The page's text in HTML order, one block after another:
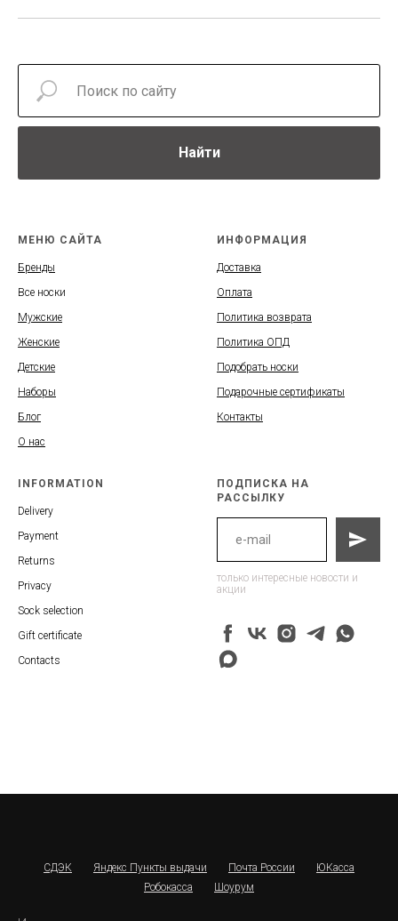
Найти
МЕНЮ САЙТА
Бренды
Все носки
Мужские
Женские
Детские
Наборы
Блог
О нас
ИНФОРМАЦИЯ
Доставка
Оплата
Политика возврата
Политика ОПД
Подобрать носки
Подарочные сертификаты
Контакты
INFORMATION
Delivery
Payment
Returns
Privacy
Sock selection
Gift certificate
Contacts
ПОДПИСКА НА
РАССЫЛКУ
только интересные новости и
акции
СДЭК Яндекс Пункты выдачи Почта России
ЮКасса
Робокасса
Шоурум